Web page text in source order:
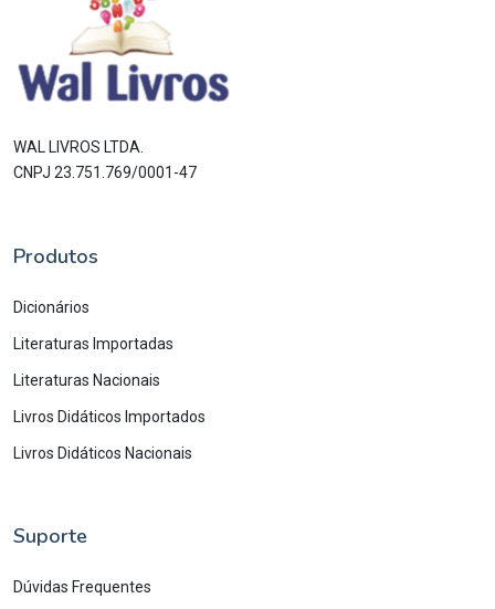
WAL LIVROS LTDA.
CNPJ 23.751.769/0001-47
Produtos
Dicionários
Literaturas Importadas
Literaturas Nacionais
Livros Didáticos Importados
Livros Didáticos Nacionais
Suporte
Dúvidas Frequentes